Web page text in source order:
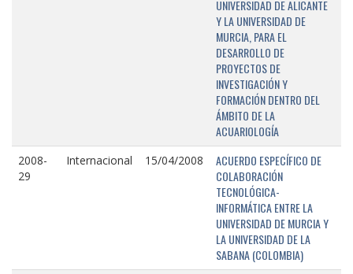
UNIVERSIDAD DE ALICANTE
Y LA UNIVERSIDAD DE
MURCIA, PARA EL
DESARROLLO DE
PROYECTOS DE
INVESTIGACIÓN Y
FORMACIÓN DENTRO DEL
ÁMBITO DE LA
ACUARIOLOGÍA
2008-
29
Internacional 15/04/2008
ACUERDO ESPECÍFICO DE
COLABORACIÓN
TECNOLÓGICA-
INFORMÁTICA ENTRE LA
UNIVERSIDAD DE MURCIA Y
LA UNIVERSIDAD DE LA
SABANA (COLOMBIA)